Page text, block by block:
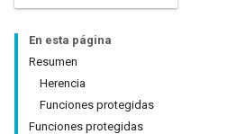
En esta página
Resumen
Herencia
Funciones protegidas
Funciones protegidas